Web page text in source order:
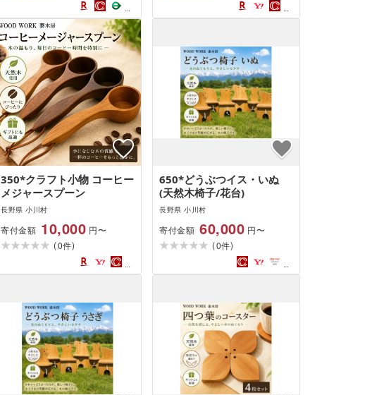
350*クラフト小物 コーヒー
メジャースプーン
長野県 小川村
寄付金額 10,000 円〜
(0件)
650*どうぶつイス・いぬ
(天然木椅子/花台)
長野県 小川村
寄付金額 60,000 円〜
(0件)